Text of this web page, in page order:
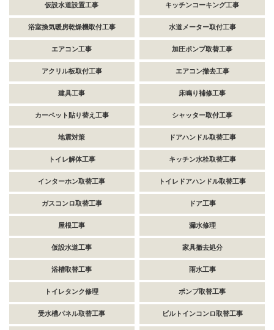
仮設水道設置工事 キッチンコーキング工事
浴室換気暖房乾燥機取付工事 水道メーター取付工事
エアコン工事 加圧ポンプ取替工事
アクリル板取付工事 エアコン撤去工事
建具工事 床鳴り補修工事
カーペット貼り替え工事 シャッター取付工事
地震対策 ドアハンドル取替工事
トイレ解体工事 キッチン水栓取替工事
インターホン取替工事 トイレドアハンドル取替工事
ガスコンロ取替工事 ドア工事
屋根工事 漏水修理
仮設水道工事 家具撤去処分
浴槽取替工事 雨水工事
トイレタンク修理 ポンプ取替工事
受水槽パネル取替工事 ビルトインコンロ取替工事